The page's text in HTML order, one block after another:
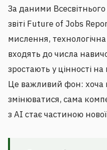
За даними
звіті Future of Jobs
мислення,
входять до числа
зростають у цінності
Це важливий фон: хоча
змінюватися, сама
з AI стає частиною нової